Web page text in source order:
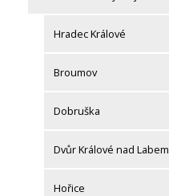
Hradec Králové
Broumov
Dobruška
Dvůr Králové nad Labem
Hořice